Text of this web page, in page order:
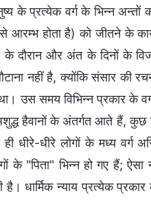
के प्रत्येक वर्ग के भिन्न
से आरम्भ होता है) को जीतने के
दौरान और अंत के दिनों के
नहीं है, क्योंकि संसार
उस समय विभिन्न प्रकार के
हैवानों के अंतर्गत आते हैं,
ही धीरे-धीरे लोगों के मध्य
के "पिता" भिन्न हो गए हैं;
है। धार्मिक न्याय प्रत्येक